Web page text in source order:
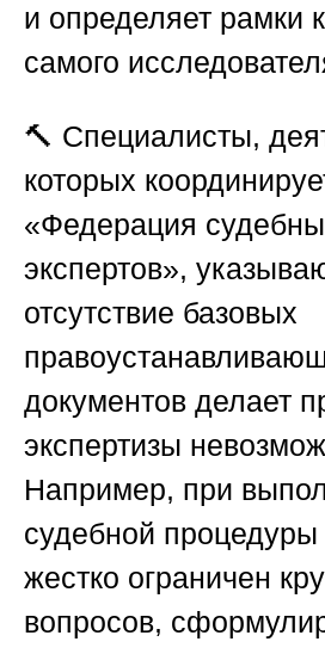
и определяет рамки
самого
🔨 Специалисты,
которых
«Федерация
экспертов»,
отсутствие базовых
документов делает
экспертизы
Например, при
судебной процедуры
жестко ограничен
вопросов,